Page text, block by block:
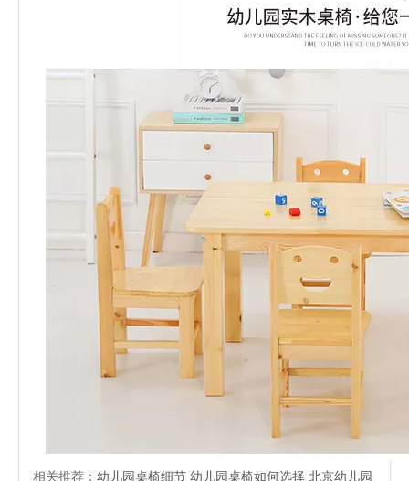
相关推荐： 幼儿园桌椅细节 幼儿园桌椅如何选择 北京幼儿园